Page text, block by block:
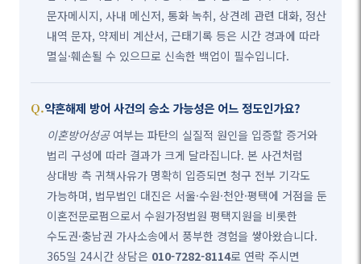
문자메시지, 사내 메신저, 통화 녹취, 상견례 관련 대화, 정산
내역 문자, 약제비 계산서, 근태기록 등은 시간 경과에 따라
멸실·훼손될 수 있으므로 신속한 백업이 필수입니다.
약혼해제 방어 사건의 승소 가능성은 어느 정도인가요?
이혼방어성공여부는 파탄의 실질적 원인을 입증할 증거와
법리 구성에 따라 결과가 크게 달라집니다. 본 사건처럼
상대방 측 귀책사유가 명확히 입증되면 청구 전부 기각도
가능하며, 법무법인 대진은 서울·수원·천안·평택에 거점을 둔
이혼전문로펌으로서 수원가정법원 평택지원을 비롯한
수도권·충남권 가사소송에서 풍부한 경험을 쌓아왔습니다.
365일 24시간 상담은 010-7282-8114로 연락 주시면